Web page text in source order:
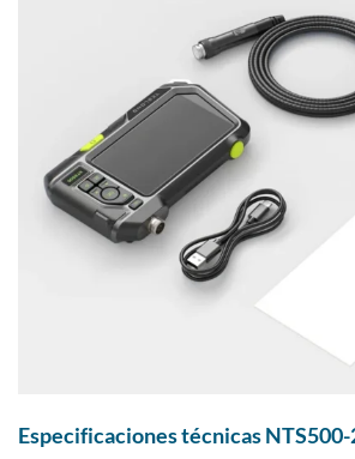
Especificaciones técnicas